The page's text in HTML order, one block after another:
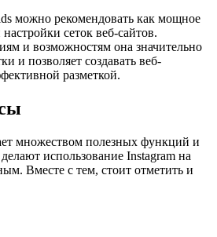
можно рекомендовать как мощное
сеток веб-сайтов.
и возможностям она значительно
и позволяет создавать веб-
разметкой.
множеством полезных функций и
использование Instagram на
Вместе с тем, стоит отметить и